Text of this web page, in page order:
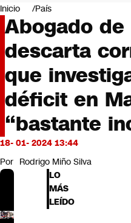
Negocios
Deportes
Programas completos
Cultura
Servicios
Bits
CNN Data
CNN tiempo
Futuro 360
Opinión
Inicio País
Abogado de
descarta
que
déficit en
“bastante
18- 01- 2024 13:44
Por Rodrigo Miño Silva
LO
MÁS
LEÍDO